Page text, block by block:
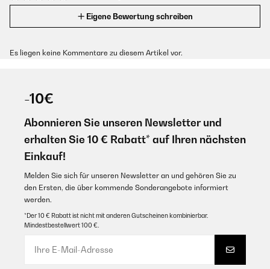
Eigene Bewertung schreiben
Es liegen keine Kommentare zu diesem Artikel vor.
-10€
Abonnieren Sie unseren Newsletter und
erhalten Sie 10 € Rabatt* auf Ihren nächsten
Einkauf!
Melden Sie sich für unseren Newsletter an und gehören Sie zu
den Ersten, die über kommende Sonderangebote informiert
werden.
*Der 10 € Rabatt ist nicht mit anderen Gutscheinen kombinierbar.
Mindestbestellwert 100 €.